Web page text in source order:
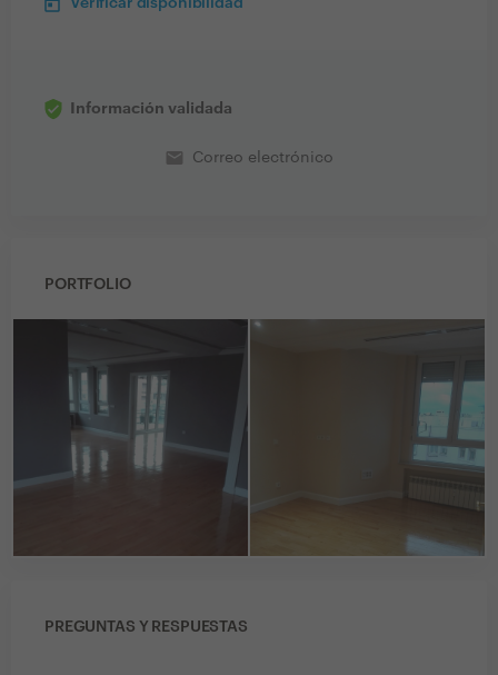
Verificar disponibilidad
Información validada
email Correo electrónico
PORTFOLIO
PREGUNTAS Y RESPUESTAS